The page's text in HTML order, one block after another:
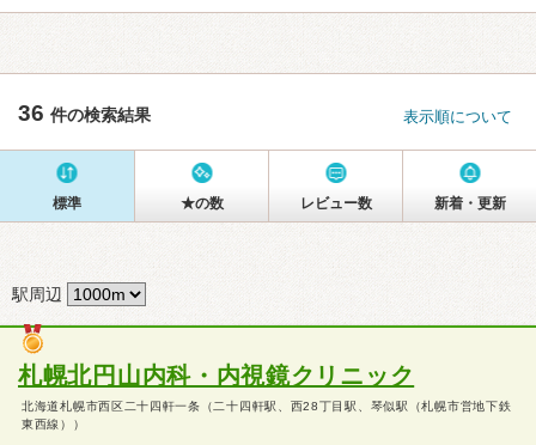
36 件の検索結果 表示順について
標準 ★の数 レビュー数 新着・更新
駅周辺
札幌北円山内科・内視鏡クリニック
北海道札幌市西区二十四軒一条（二十四軒駅、西28丁目駅、琴似駅（札幌市営地下鉄
東西線））